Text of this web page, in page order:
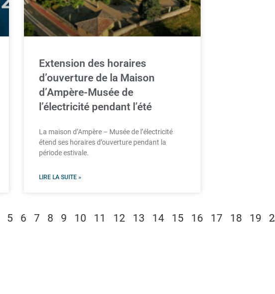
Extension des horaires
d’ouverture de la Maison
d’Ampère-Musée de
l’électricité pendant l’été
La maison d’Ampère – Musée de l’électricité
étend ses horaires d’ouverture pendant la
période estivale.
LIRE LA SUITE »
5 6 7 8 9 10 11 12 13 14 15 16 17 18 19